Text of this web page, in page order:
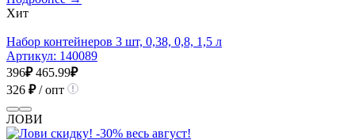
Хит
Набор контейнеров 3 шт, 0,38, 0,8, 1,5 л
Артикул: 140089
396₽ 465.99₽
326 ₽/ опт
ЛОВИ